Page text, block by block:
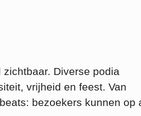
Diverse podia
vrijheid en feest. Van
bezoekers kunnen op